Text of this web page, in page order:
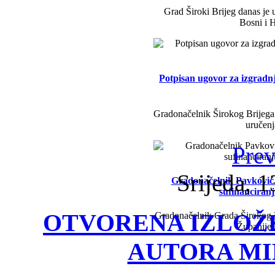
Grad Široki Brijeg danas je
Bosni i
Potpisan ugovor za
Gradonačelnik Širokog
Gradonačelnik
Gradonačelnik Grada
Županije
Srijeda,
OTVORENA
AUTORA